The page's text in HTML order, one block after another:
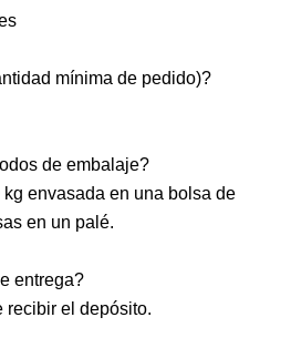
mínima de pedido)?
de embalaje?
envasada en una bolsa de
en un palé.
entrega?
recibir el depósito.